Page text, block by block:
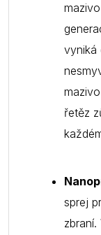
vyniká
řetěz
sprej